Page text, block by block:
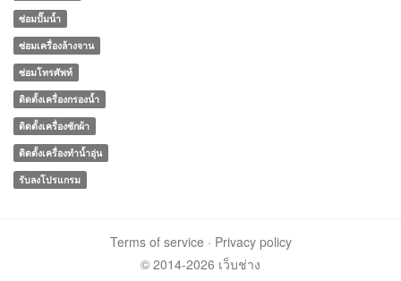
ซ่อมปั๊มน้ำ
ซ่อมเครื่องล้างจาน
ซ่อมโทรศัพท์
ติดตั้งเครื่องกรองน้ำ
ติดตั้งเครื่องซักผ้า
ติดตั้งเครื่องทำน้ำอุ่น
รับลงโปรแกรม
Terms of service · Privacy policy
© 2014-2026 เว็บช่าง